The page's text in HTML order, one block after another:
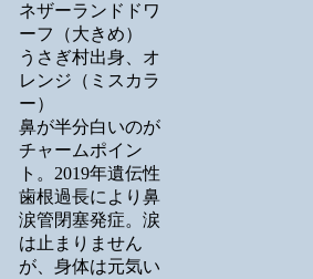
ネザーランドドワ
ーフ（大きめ）
うさぎ村出身、オ
レンジ（ミスカラ
ー）
鼻が半分白いのが
チャームポイン
ト。2019年遺伝性
歯根過長により鼻
涙管閉塞発症。涙
は止まりません
が、身体は元気い